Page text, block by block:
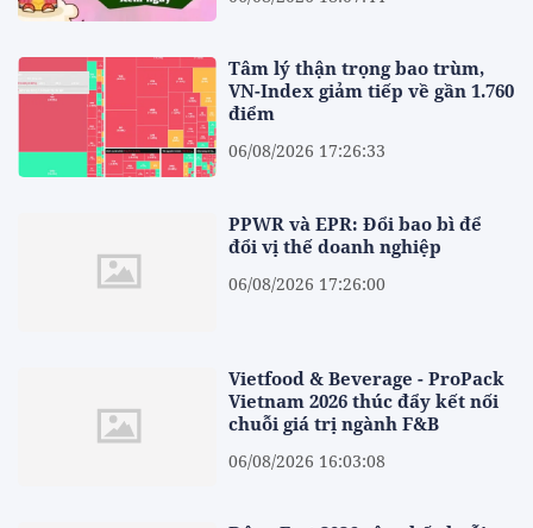
Tâm lý thận trọng bao trùm,
VN-Index giảm tiếp về gần 1.760
điểm
06/08/2026 17:26:33
PPWR và EPR: Đổi bao bì để
đổi vị thế doanh nghiệp
06/08/2026 17:26:00
Vietfood & Beverage - ProPack
Vietnam 2026 thúc đẩy kết nối
chuỗi giá trị ngành F&B
06/08/2026 16:03:08